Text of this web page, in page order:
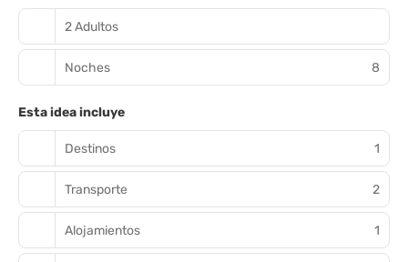
2 Adultos
Noches 8
Esta idea incluye
Destinos 1
Transporte 2
Alojamientos 1